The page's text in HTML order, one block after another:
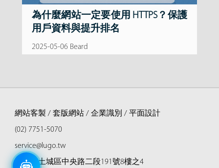
為什麼網站一定要使用 HTTPS？保護
用戶資料與提升排名
2025-05-06 Beard
網站客製 / 套版網站 / 企業識別 / 平面設計
(02) 7751-5070
service@lugo.tw
新北市土城區中央路二段191號8樓之4